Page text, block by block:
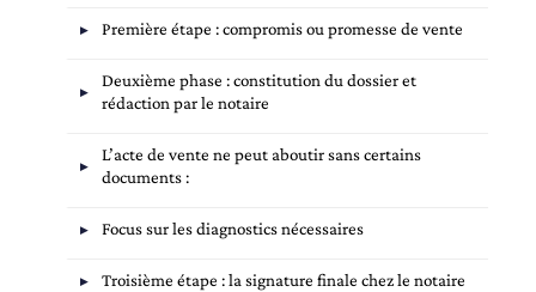
Première étape : compromis ou promesse de vente
Deuxième phase : constitution du dossier et
rédaction par le notaire
L’acte de vente ne peut aboutir sans certains
documents :
Focus sur les diagnostics nécessaires
Troisième étape : la signature finale chez le notaire